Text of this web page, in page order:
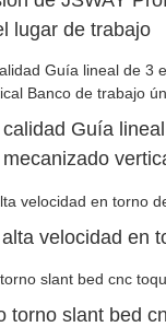
lugar de trabajo
Guía
velocidad en
torno slant bed